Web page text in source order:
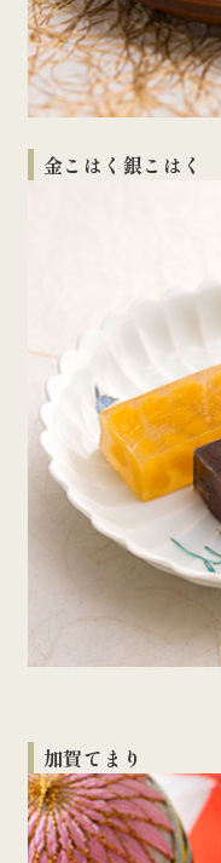
金こはく銀こはく
加賀てまり